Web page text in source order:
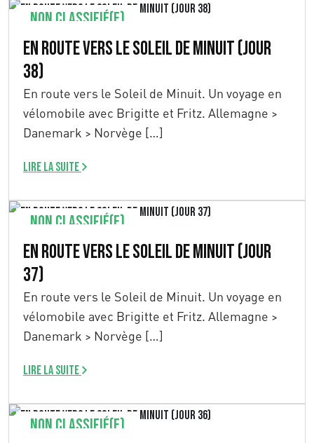
Non classifié(e)
En route vers le Soleil de Minuit (Jour
38)
En route vers le Soleil de Minuit. Un voyage en
vélomobile avec Brigitte et Fritz. Allemagne >
Danemark > Norvège […]
Lire la suite
Non classifié(e)
En route vers le Soleil de Minuit (Jour
37)
En route vers le Soleil de Minuit. Un voyage en
vélomobile avec Brigitte et Fritz. Allemagne >
Danemark > Norvège […]
Lire la suite
Non classifié(e)